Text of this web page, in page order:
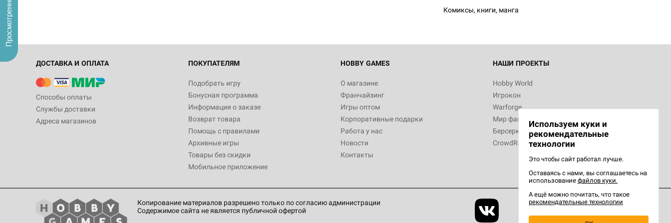
Комиксы, книги, манга
ДОСТАВКА И ОПЛАТА
Способы оплаты
Службы доставки
Адреса магазинов
ПОКУПАТЕЛЯМ
Подобрать игру
Бонусная программа
Информация о заказе
Возврат товара
Помощь с правилами
Архивные игры
Товары без скидки
Мобильное приложение
HOBBY GAMES
О магазине
Франчайзинг
Игры оптом
Корпоративные подарки
Работа у нас
Новости
Контакты
НАШИ ПРОЕКТЫ
Hobby World
Игрокон
Warforge
Мир фантастики
Берсерк
CrowdRepublic
Копирование материалов разрешено только по согласию администрации
Содержимое сайта не является публичной офертой
Используем куки и
рекомендательные
технологии
Это чтобы сайт работал лучше.
Оставаясь с нами, вы соглашаетесь на
использование файлов куки.
А ещё можно почитать, что такое
рекомендательные технологии
Просмотренные
Белая смерть
12 990
Настольная игра Hobby World Ужас
3 490